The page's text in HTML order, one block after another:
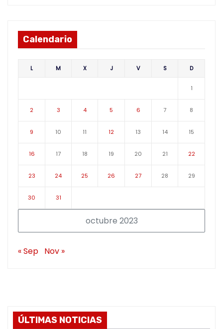
Calendario
octubre 2023
L M X J V S D
1
2 3 4 5 6 7 8
9 10 11 12 13 14 15
16 17 18 19 20 21 22
23 24 25 26 27 28 29
30 31
« Sep Nov »
ÚLTIMAS NOTICIAS